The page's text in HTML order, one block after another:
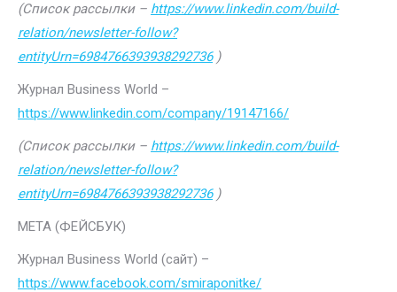
(Список рассылки – https://www.linkedin.com/build-
relation/newsletter-follow?
entityUrn=6984766393938292736)
Журнал Business World –
https://www.linkedin.com/company/19147166/
(Список рассылки – https://www.linkedin.com/build-
relation/newsletter-follow?
entityUrn=6984766393938292736)
МЕТА (ФЕЙСБУК)
Журнал Business World (сайт) –
https://www.facebook.com/smiraponitke/